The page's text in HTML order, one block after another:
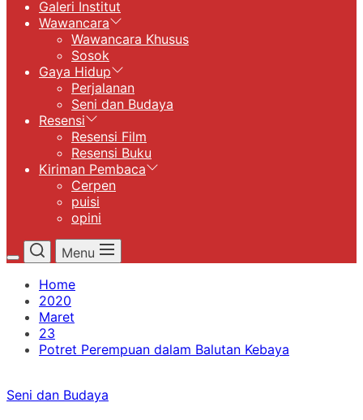
Galeri Institut
Wawancara
Wawancara Khusus
Sosok
Gaya Hidup
Perjalanan
Seni dan Budaya
Resensi
Resensi Film
Resensi Buku
Kiriman Pembaca
Cerpen
puisi
opini
Menu
Home
2020
Maret
23
Potret Perempuan dalam Balutan Kebaya
Seni dan Budaya